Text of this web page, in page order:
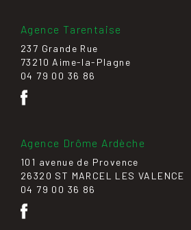
Agence Tarentaise
237 Grande Rue
73210 Aime-la-Plagne
04 79 00 36 86
Agence Drôme Ardèche
101 avenue de Provence
26320 ST MARCEL LES VALENCE
04 79 00 36 86